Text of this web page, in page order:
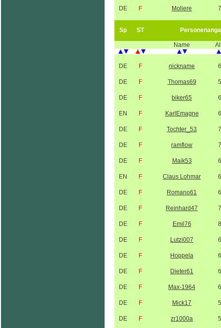
DE F Moliere
Sp ST
Name
DE F nickname
DE F Thomas69
DE F biker65
EN F KarlEmagne
DE F Tochter_53
DE F ramflow
DE F Maik53
EN F Claus Lohmar
DE F Romano61
DE F Reinhard47
DE F Emil76
DE F Lutzi007
DE F Hoppela
DE F Dieter61
DE F Max-1964
DE F Mick17
DE F zr1000a